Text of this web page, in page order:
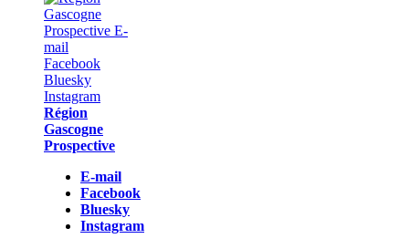
Région
Gascogne
Prospective
E-mail
Facebook
Bluesky
Instagram